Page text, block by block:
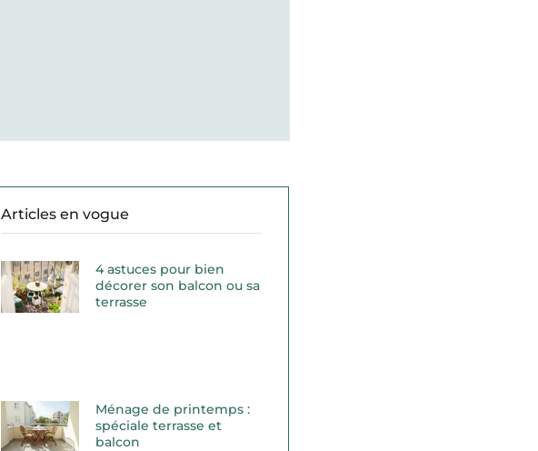
Articles en vogue
4 astuces pour bien
décorer son balcon ou sa
terrasse
Ménage de printemps :
spéciale terrasse et
balcon